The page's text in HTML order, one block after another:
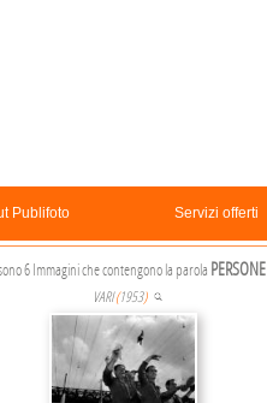
Publifoto Servizi offerti
6 Immagini che contengono la parola PERSONE
VARI(1953)